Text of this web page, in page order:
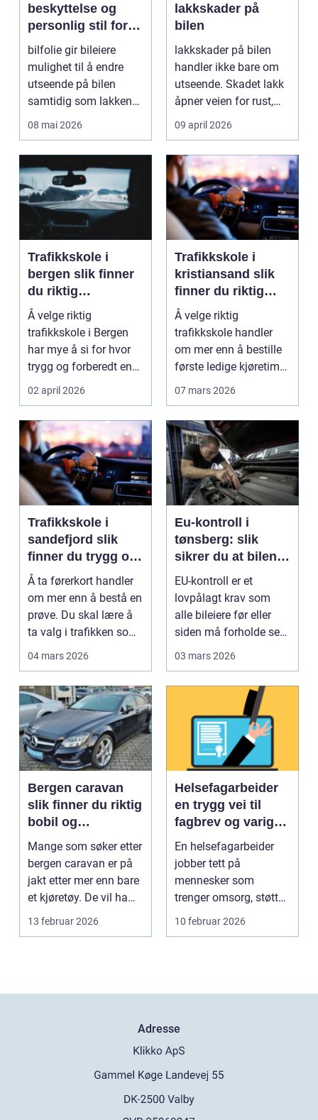
beskyttelse og
personlig stil for
bilen
bilfolie gir bileiere
mulighet til å endre
utseende på bilen
samtidig som lakken
får et ekstra lag m...
08 mai 2026
lakkskader på
bilen
lakkskader på bilen
handler ikke bare om
utseende. Skadet lakk
åpner veien for rust,
verdifall og dy...
09 april 2026
Trafikkskole i
bergen slik finner
du riktig
opplæring til
førerkortet
Å velge riktig
trafikkskole i Bergen
har mye å si for hvor
trygg og forberedt en
elev føler seg når ...
02 april 2026
Trafikkskole i
kristiansand slik
finner du riktig
opplæring
Å velge riktig
trafikkskole handler
om mer enn å bestille
første ledige kjøretime.
07 mars 2026
Trafikkskole i
sandefjord slik
finner du trygg og
effektiv opplæring
Å ta førerkort handler
om mer enn å bestå en
prøve. Du skal lære å
ta valg i trafikken som
04 mars 2026
Eu-kontroll i
tønsberg: slik
sikrer du at bilen
går gjennom
EU-kontroll er et
lovpålagt krav som
alle bileiere før eller
siden må forholde seg
03 mars 2026
Bergen caravan
slik finner du riktig
bobil og
campingvogn på
vestlandet
Mange som søker etter
bergen caravan er på
jakt etter mer enn bare
et kjøretøy. De vil ha
frihet, fl...
13 februar 2026
Helsefagarbeider
en trygg vei til
fagbrev og varig
jobb
En helsefagarbeider
jobber tett på
mennesker som
trenger omsorg, støtte
og helsehjelp i
10 februar 2026
Adresse